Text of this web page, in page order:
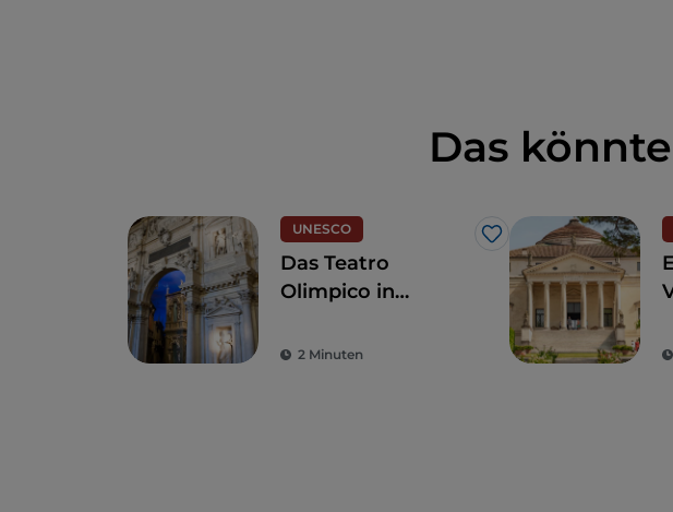
Das
UNESCO
Like
Das Teatro
Olimpico in
2 Minuten